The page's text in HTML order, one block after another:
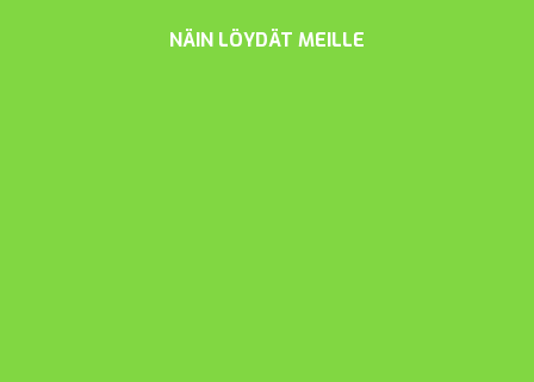
NÄIN LÖYDÄT MEILLE